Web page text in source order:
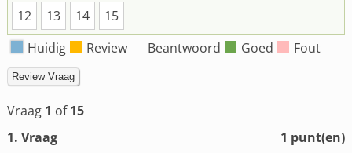
12
13 14
15
Huidig
Review Beantwoord Goed Fout
Vraag 1 of15
1. Vraag 1 punt(en)